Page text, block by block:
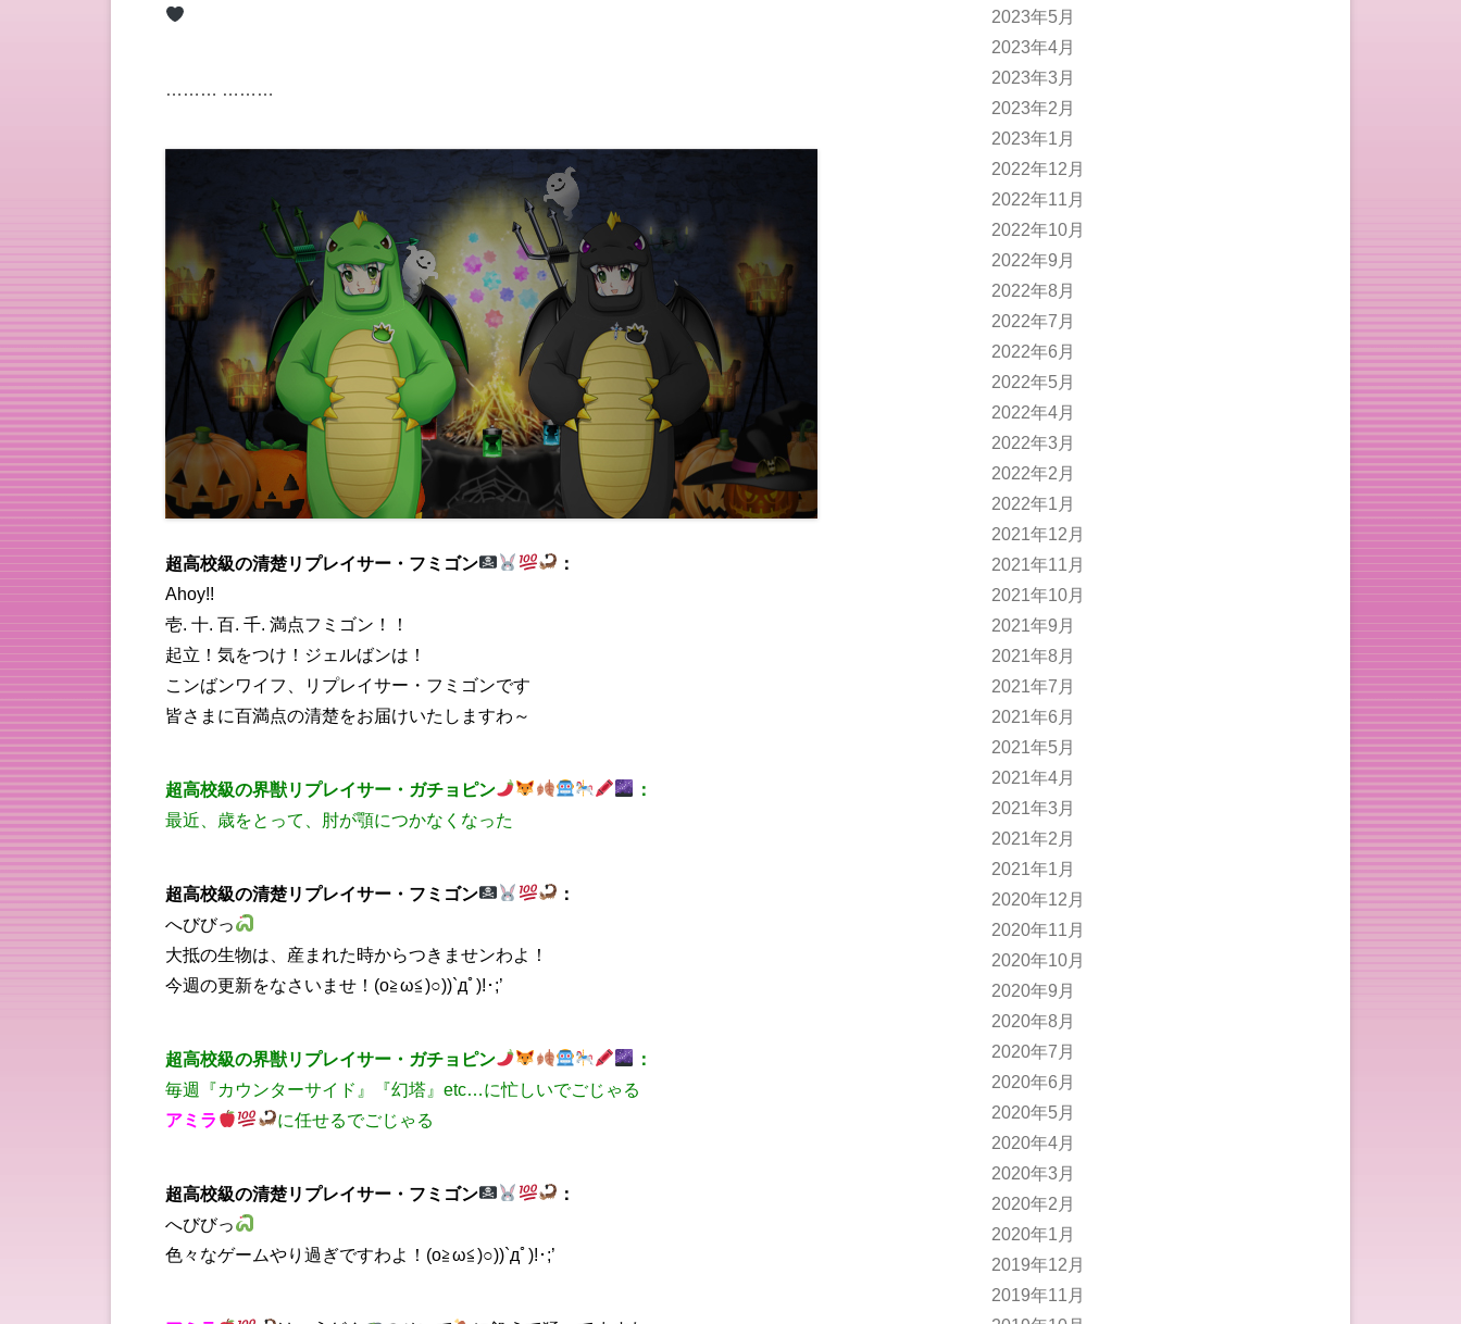
……… ………
超高校級の清楚リプレイサー・フミゴン
：
Ahoy!!
壱. 十. 百. 千. 満点フミゴン！！
起立！気をつけ！ジェルばンは！
こンばンワイフ、リプレイサー・フミゴンです
皆さまに百満点の清楚をお届けいたしますわ～
超高校級の界獣リプレイサー・ガチョピン
：
最近、歳をとって、肘が顎につかなくなった
超高校級の清楚リプレイサー・フミゴン
：
へびびっ
大抵の生物は、産まれた時からつきませンわよ！
今週の更新をなさいませ！(o≧ω≦)○))`дﾟ)!･;’
超高校級の界獣リプレイサー・ガチョピン
：
毎週『カウンターサイド』『幻塔』etc…に忙しいでごじゃる
アミラ
に任せるでごじゃる
超高校級の清楚リプレイサー・フミゴン
：
へびびっ
色々なゲームやり過ぎですわよ！(o≧ω≦)○))`дﾟ)!･;’
2023年5月
2023年4月
2023年3月
2023年2月
2023年1月
2022年12月
2022年11月
2022年10月
2022年9月
2022年8月
2022年7月
2022年6月
2022年5月
2022年4月
2022年3月
2022年2月
2022年1月
2021年12月
2021年11月
2021年10月
2021年9月
2021年8月
2021年7月
2021年6月
2021年5月
2021年4月
2021年3月
2021年2月
2021年1月
2020年12月
2020年11月
2020年10月
2020年9月
2020年8月
2020年7月
2020年6月
2020年5月
2020年4月
2020年3月
2020年2月
2020年1月
2019年12月
2019年11月